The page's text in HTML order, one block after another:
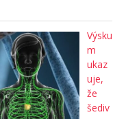
Výsku
m
ukaz
uje,
že
šediv